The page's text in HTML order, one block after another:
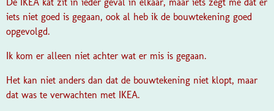
iets niet goed is gegaan, ook al heb ik de bouwtekening goed
opgevolgd.
Ik kom er alleen niet achter wat er mis is gegaan.
Het kan niet anders dan dat de bouwtekening niet klopt, maar
dat was te verwachten met IKEA.